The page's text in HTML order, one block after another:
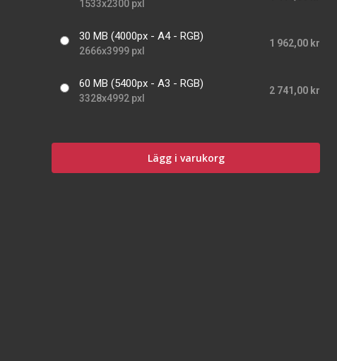
1533x2300 pxl
30 MB (4000px - A4 - RGB)
2666x3999 pxl
1 962,00 kr
60 MB (5400px - A3 - RGB)
3328x4992 pxl
2 741,00 kr
Lägg i varukorg